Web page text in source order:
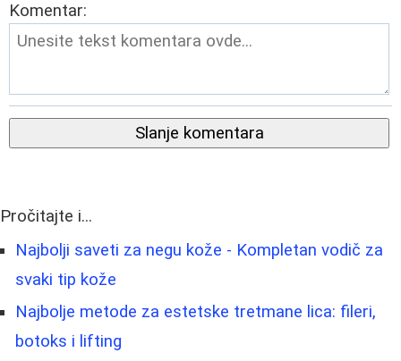
Komentar:
Slanje komentara
Pročitajte i...
Najbolji saveti za negu kože - Kompletan vodič za
svaki tip kože
Najbolje metode za estetske tretmane lica: fileri,
botoks i lifting